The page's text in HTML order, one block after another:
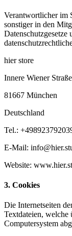
Verantwortlicher im
sonstiger in den
Datenschutzgesetze
hier store
Innere Wiener
81667 München
Deutschland
Tel.:
E-Mail:
Website:
3. Cookies
Die Internetseiten
Textdateien, welche
Computersystem